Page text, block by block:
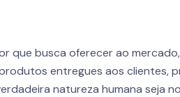
que busca oferecer ao
entregues aos clientes,
natureza humana seja